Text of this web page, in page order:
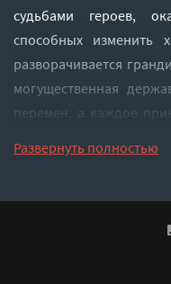
судьбами героев,
способных изменить
разворачивается
могущественная
перемен, а каждое
падению.
тяжёлые моменты
решений и
Развернуть полностью